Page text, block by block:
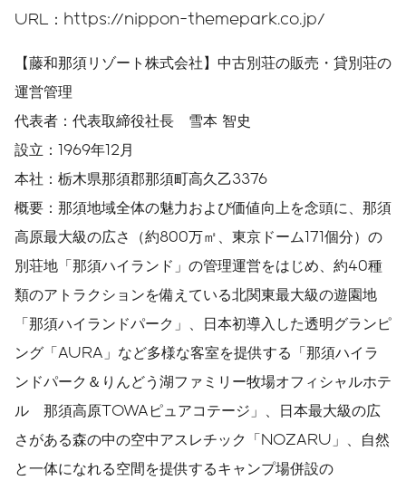
URL：https://nippon-themepark.co.jp/
【藤和那須リゾート株式会社】中古別荘の販売・貸別荘の
運営管理
代表者：代表取締役社長 雪本 智史
設立：1969年12月
本社：栃木県那須郡那須町高久乙3376
概要：那須地域全体の魅力および価値向上を念頭に、那須
高原最大級の広さ（約800万㎡、東京ドーム171個分）の
別荘地「那須ハイランド」の管理運営をはじめ、約40種
類のアトラクションを備えている北関東最大級の遊園地
「那須ハイランドパーク」、日本初導入した透明グランピ
ング「AURA」など多様な客室を提供する「那須ハイラ
ンドパーク＆りんどう湖ファミリー牧場オフィシャルホテ
ル 那須高原TOWAピュアコテージ」、日本最大級の広
さがある森の中の空中アスレチック「NOZARU」、自然
と一体になれる空間を提供するキャンプ場併設の